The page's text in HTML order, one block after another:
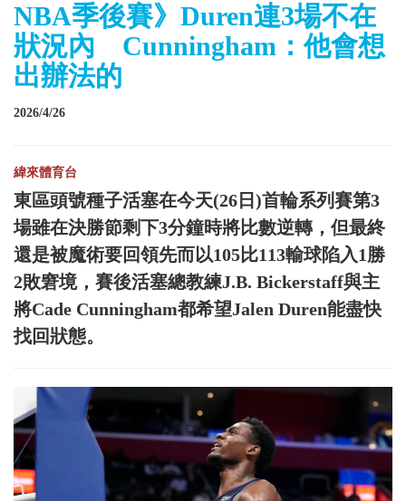
NBA季後賽》Duren連3場不在
狀況內 Cunningham：他會想
出辦法的
2026/4/26
緯來體育台
東區頭號種子活塞在今天(26日)首輪系列賽第3
場雖在決勝節剩下3分鐘時將比數逆轉，但最終
還是被魔術要回領先而以105比113輸球陷入1勝
2敗窘境，賽後活塞總教練J.B. Bickerstaff與主
將Cade Cunningham都希望Jalen Duren能盡快
找回狀態。